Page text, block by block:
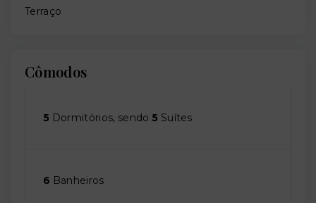
Terraço
Cômodos
5 Dormitórios, sendo 5 Suítes
6 Banheiros